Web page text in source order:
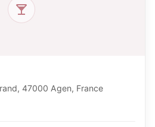
47000 Agen, France